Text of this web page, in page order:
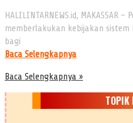
HALILINTARNEWS.id, MAKASSAR
memberlakukan kebijakan sistem
bagi
Baca Selengkapnya
Baca Selengkapnya »
TOPIK